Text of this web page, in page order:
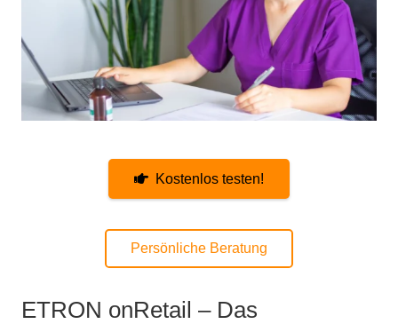
Kostenlos testen!
Persönliche Beratung
ETRON onRetail – Das